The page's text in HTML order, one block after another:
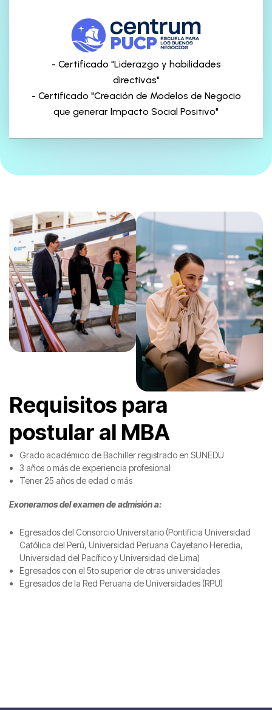
- Certificado "Liderazgo y habilidades
directivas"
- Certificado "Creación de Modelos de Negocio
que generar Impacto Social Positivo"
Requisitos para
postular al MBA
Grado académico de Bachiller registrado en SUNEDU​
3 años o más de experiencia profesional​
Tener 25 años de edad o más
Exoneramos del examen de admisión a:
Egresados del Consorcio Universitario (Pontificia Universidad
Católica del Perú, Universidad Peruana Cayetano Heredia,
Universidad del Pacífico y Universidad de Lima)
Egresados con el 5to superior de otras universidades​
Egresados de la Red Peruana de Universidades (RPU)​